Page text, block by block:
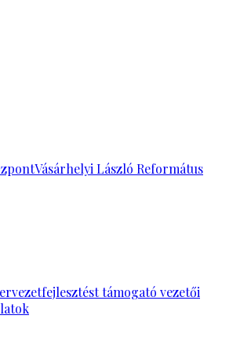
Vásárhelyi László Református
támogató vezetői